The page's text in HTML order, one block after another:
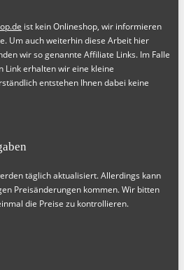
ist kein Onlineshop, wir informieren
Um auch weiterhin diese Arbeit hier
wir so genannte Affiliate Links. Im Falle
Link erhalten wir eine kleine
entstehen Ihnen dabei keine
täglich aktualisiert. Allerdings kann
Preisänderungen kommen. Wir bitten
die Preise zu kontrollieren.